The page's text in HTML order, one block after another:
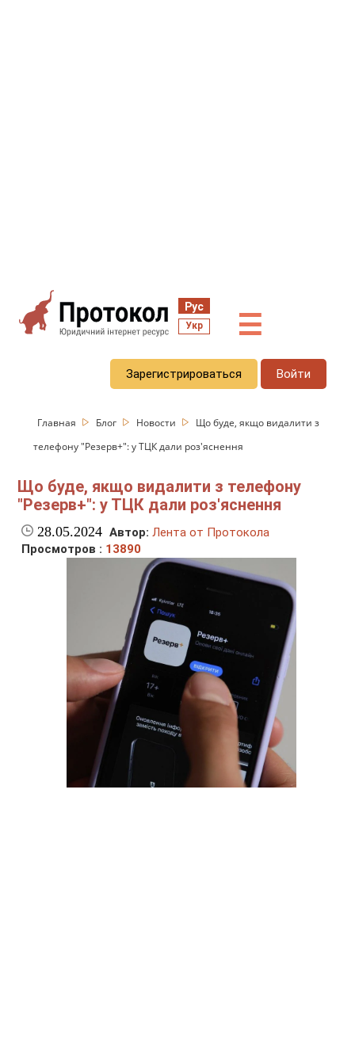
Рус
Укр ☰
Зарегистрироваться Войти
Главная Блог Новости
Що буде, якщо видалити з
телефону "Резерв+": у ТЦК дали роз'яснення
Що буде, якщо видалити з телефону
"Резерв+": у ТЦК дали роз'яснення
28.05.2024 Автор: Лента от Протокола
Просмотров : 13890